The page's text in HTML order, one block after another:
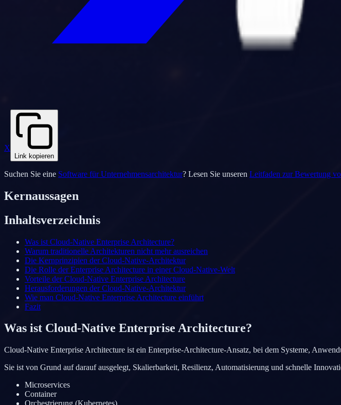
X
Link kopieren
Suchen Sie eine Software für Unternehmensarchitektur? Lesen Sie unseren Leitfaden zur Bewertung
Kernaussagen
Inhaltsverzeichnis
Was ist Cloud-Native Enterprise Architecture?
Warum traditionelle Architekturen nicht mehr ausreichen
Die Kernprinzipien der Cloud-Native-Architektur
Die Rolle der Enterprise Architecture in einer Cloud-Native-Welt
Vorteile der Cloud-Native Enterprise Architecture
Herausforderungen der Cloud-Native-Architektur
Wie man Cloud-Native Enterprise Architecture einführt
Fazit
Was ist Cloud-Native Enterprise Architecture?
Cloud-Native Enterprise Architecture ist ein Enterprise-Architecture-Ansatz, bei dem Systeme,
Sie ist von Grund auf darauf ausgelegt, Skalierbarkeit, Resilienz, Automatisierung und schnelle
Microservices
Container